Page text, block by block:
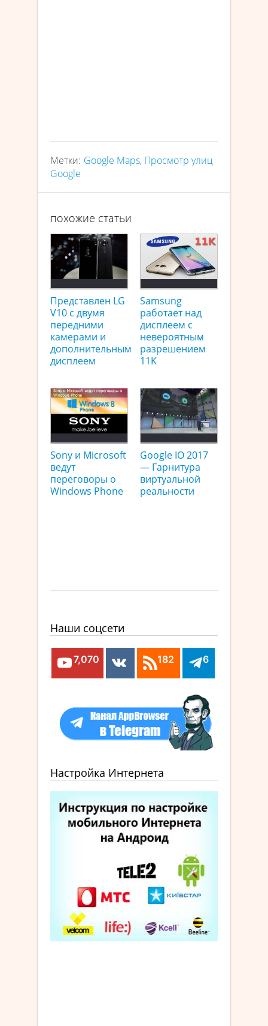
Метки: Google Maps, Просмотр улиц
Google
похожие статьи
Представлен LG
V10 с двумя
передними
камерами и
дополнительным
дисплеем
Samsung
работает над
дисплеем с
невероятным
разрешением
11K
Sony и Microsoft
ведут
переговоры о
Windows Phone
Google IO 2017
— Гарнитура
виртуальной
реальности
Наши соцсети
7,070 182 6
Настройка Интернета